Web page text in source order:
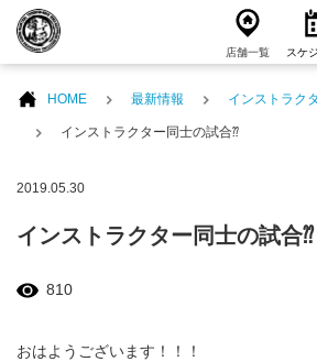
店舗一覧 スケ
HOME 最新情報 インストラク
インストラクター同士の試合⁇
2019.05.30
インストラクター同士の試合⁇
810
おはようございます！！！